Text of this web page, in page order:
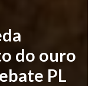
do ouro
PL